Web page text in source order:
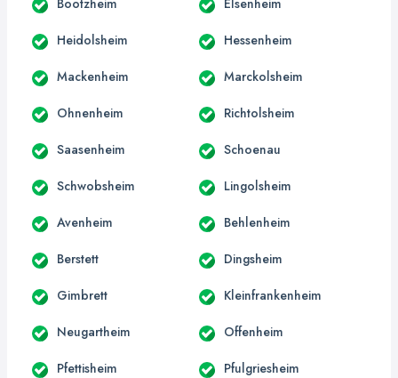
Heidolsheim Hessenheim
Mackenheim Marckolsheim
Ohnenheim Richtolsheim
Saasenheim Schoenau
Schwobsheim Lingolsheim
Avenheim Behlenheim
Berstett Dingsheim
Gimbrett Kleinfrankenheim
Neugartheim Offenheim
Pfettisheim Pfulgriesheim